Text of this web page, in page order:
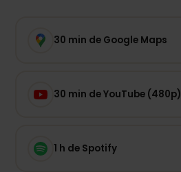
30 min de Google Maps
30 min de YouTube (480p)
1 h de Spotify